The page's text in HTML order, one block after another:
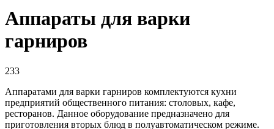
Аппараты для варки
гарниров
233
Аппаратами для варки гарниров комплектуются кухни
предприятий общественного питания: столовых, кафе,
ресторанов. Данное оборудование предназначено для
приготовления вторых блюд в полуавтоматическом режиме.